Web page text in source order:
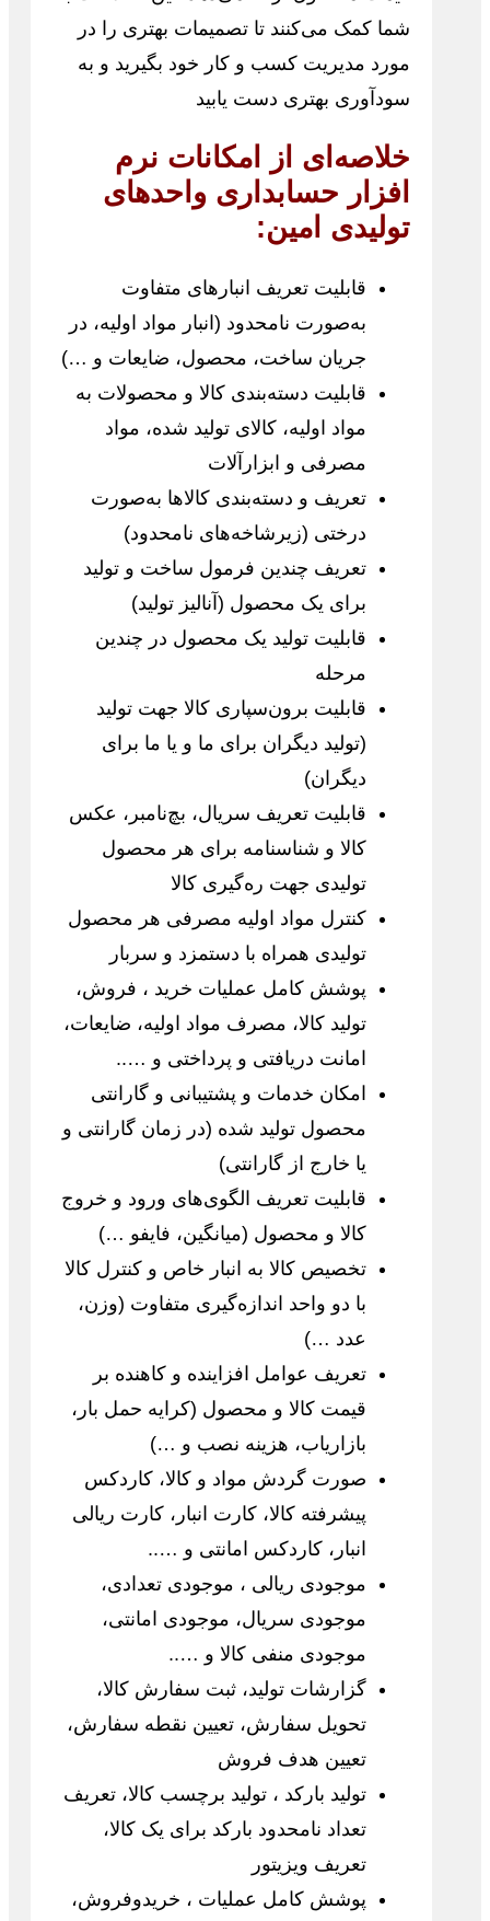
شما کمک می‌کنند تا تصمیمات بهتری را در
مورد مدیریت کسب و کار خود بگیرید و به
سودآوری بهتری دست یابید
خلاصه‌ای از امکانات نرم
افزار حسابداری واحدهای
تولیدی امین:
قابلیت تعریف انبارهای متفاوت
به‌صورت نامحدود (انبار مواد اولیه، در
جریان ساخت، محصول، ضایعات و …)
قابلیت دسته‌بندی کالا و محصولات به
مواد اولیه، کالای تولید شده، مواد
مصرفی و ابزارآلات
تعریف و دسته‌بندی کالاها به‌صورت
درختی (زیرشاخه‌های نامحدود)
تعریف چندین فرمول ساخت و تولید
برای یک محصول (آنالیز تولید)
قابلیت تولید یک محصول در چندین
مرحله
قابلیت برون‌سپاری کالا جهت تولید
(تولید دیگران برای ما و یا ما برای
دیگران)
قابلیت تعریف سریال، بچ‌نامبر، عکس
کالا و شناسنامه برای هر محصول
تولیدی جهت ره‌گیری کالا
کنترل مواد اولیه مصرفی هر محصول
تولیدی همراه با دستمزد و سربار
پوشش کامل عملیات خرید ، فروش،
تولید کالا، مصرف مواد اولیه، ضایعات،
امانت دریافتی و پرداختی و …..
امکان خدمات و پشتیبانی و گارانتی
محصول تولید شده (در زمان گارانتی و
یا خارج از گارانتی)
قابلیت تعریف الگوی‌های ورود و خروج
کالا و محصول (میانگین، فایفو …)
تخصیص کالا به انبار خاص و کنترل کالا
با دو واحد اندازه‌گیری متفاوت (وزن،
عدد …)
تعریف عوامل افزاینده و کاهنده بر
قیمت کالا و محصول (کرایه حمل بار،
بازاریاب، هزینه نصب و …)
صورت گردش مواد و کالا، کاردکس
پیشرفته کالا، کارت انبار، کارت ریالی
انبار، کاردکس امانتی و …..
موجودی ریالی ، موجودی تعدادی،
موجودی سریال، موجودی امانتی،
موجودی منفی کالا و …..
گزارشات تولید، ثبت سفارش کالا،
تحویل سفارش، تعیین نقطه سفارش،
تعیین هدف فروش
تولید بارکد ، تولید برچسب کالا، تعریف
تعداد نامحدود بارکد برای یک کالا،
تعریف ویزیتور
پوشش کامل عملیات ، خریدوفروش،